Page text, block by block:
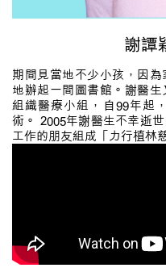
謝譚
期間見當地不少小孩，因
地辦起一間圖書館。謝醫
組織醫療小組，自99年起
術。 2005年謝醫生不幸逝
工作的朋友組成「力行植林